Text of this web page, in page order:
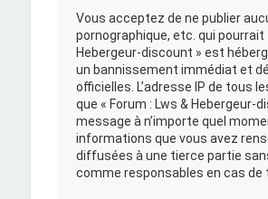
Vous acceptez de ne publier
pornographique, etc. qui
Hebergeur-discount » est
un bannissement immédiat et
officielles. L’adresse IP de tous
que « Forum : Lws & Hebergeur-
message à n’importe quel
informations que vous avez
diffusées à une tierce partie
comme responsables en cas